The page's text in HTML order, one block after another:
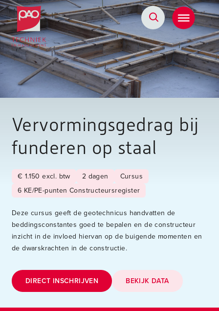
Postacademische cursussen, leergangen en opleidingen
Vervormingsgedrag bij
funderen op staal
€ 1.150 excl. btw 2 dagen
Cursus
6 KE/PE-punten Constructeursregister
Deze cursus geeft de geotechnicus handvatten de
beddingsconstantes goed te bepalen en de constructeur
inzicht in de invloed hiervan op de buigende momenten en
de dwarskrachten in de constructie.
DIRECT INSCHRIJVEN BEKIJK DATA